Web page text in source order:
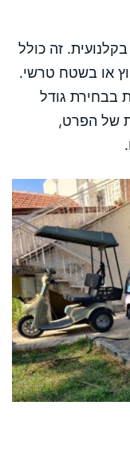
זה כולל
או בשטח טרשי.
בבחירת גודל
של הפרט,